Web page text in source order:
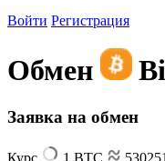
Войти Регистрация
Обмен
Заявка на обмен
Курс 1 BTC